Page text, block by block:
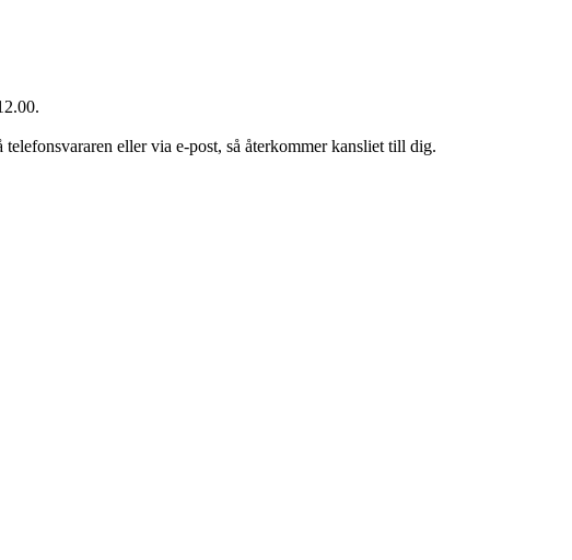
eller via e-post, så återkommer kansliet till dig.